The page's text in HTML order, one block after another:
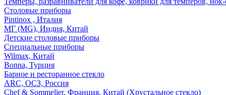
Столовые приборы
Pintinox , Италия
МГ (MG), Индия, Китай
Детские столовые приборы
Специальные приборы
Wilmax, Китай
Bonna, Турция
Барное и ресторанное стекло
ARC, ОСЗ, Россия
Chef & Sommelier, Франция, Китай (Хрустальное стекло)